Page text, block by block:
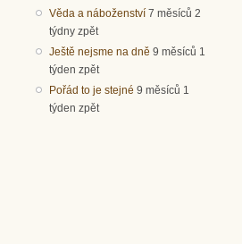
Věda a náboženství 7 měsíců 2
týdny zpět
Ještě nejsme na dně 9 měsíců 1
týden zpět
Pořád to je stejné 9 měsíců 1
týden zpět